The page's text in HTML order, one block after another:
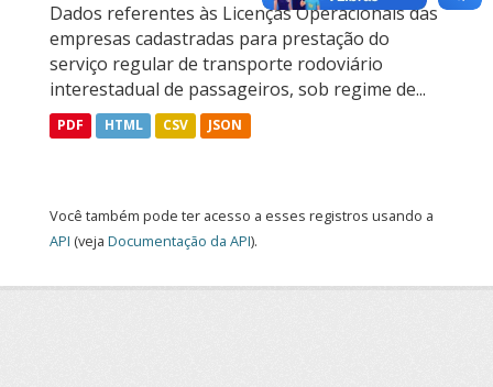
Dados referentes às Licenças Operacionais das
empresas cadastradas para prestação do
serviço regular de transporte rodoviário
interestadual de passageiros, sob regime de...
PDF HTML CSV JSON
Você também pode ter acesso a esses registros usando a
API (veja Documentação da API).